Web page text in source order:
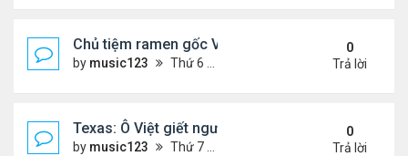
Chủ tiệm ramen gốc Việt ở Tokyo: 'Người Nhật
by music123 Thứ 6 Tháng 5 22, 2026 7:26 pm
0
Trả lời
Texas: Ô Việt giết người 30 năm trước, vừa mãn
by music123 Thứ 7 Tháng 5 16, 2026 7:39 am
0
Trả lời